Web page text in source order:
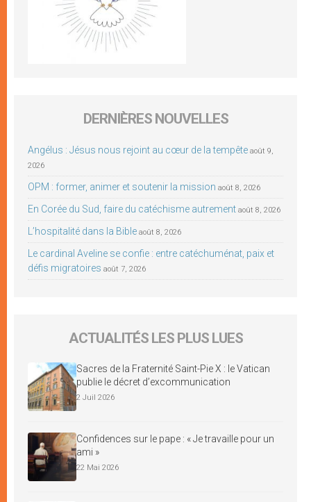
DERNIÈRES NOUVELLES
Angélus : Jésus nous rejoint au cœur de la tempête août 9,
2026
OPM : former, animer et soutenir la mission août 8, 2026
En Corée du Sud, faire du catéchisme autrement août 8, 2026
L’hospitalité dans la Bible août 8, 2026
Le cardinal Aveline se confie : entre catéchuménat, paix et
défis migratoires août 7, 2026
ACTUALITÉS LES PLUS LUES
Sacres de la Fraternité Saint-Pie X : le Vatican
publie le décret d’excommunication
2 Juil 2026
Confidences sur le pape : « Je travaille pour un
ami »
22 Mai 2026